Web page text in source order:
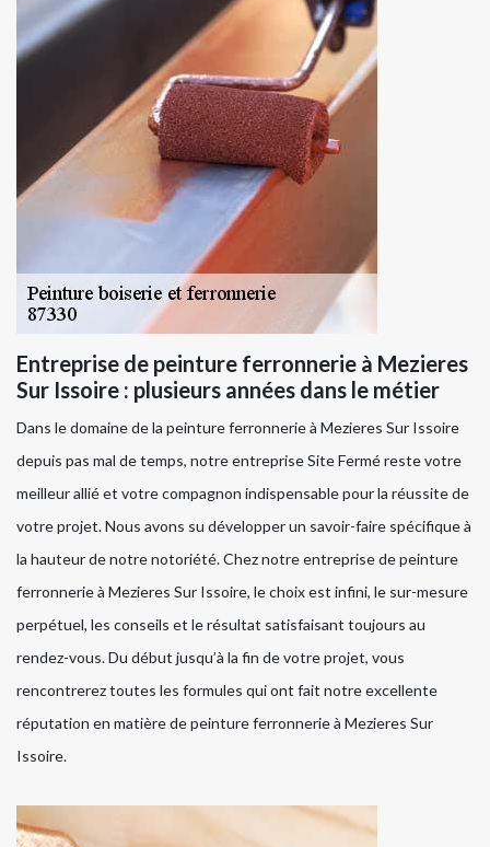
Entreprise de peinture ferronnerie à Mezieres
Sur Issoire : plusieurs années dans le métier
Dans le domaine de la peinture ferronnerie à Mezieres Sur Issoire
depuis pas mal de temps, notre entreprise Site Fermé reste votre
meilleur allié et votre compagnon indispensable pour la réussite de
votre projet. Nous avons su développer un savoir-faire spécifique à
la hauteur de notre notoriété. Chez notre entreprise de peinture
ferronnerie à Mezieres Sur Issoire, le choix est infini, le sur-mesure
perpétuel, les conseils et le résultat satisfaisant toujours au
rendez-vous. Du début jusqu’à la fin de votre projet, vous
rencontrerez toutes les formules qui ont fait notre excellente
réputation en matière de peinture ferronnerie à Mezieres Sur
Issoire.